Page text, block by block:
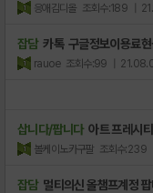
응애김디올 조회수:189 |
잡담 카톡 구글정보이용료
rauoe 조회수:99 |
삽니다/팝니다 아트 프레시
볼케이노카구팔 조회수:239
잡담 멀티의신 올챔프계정